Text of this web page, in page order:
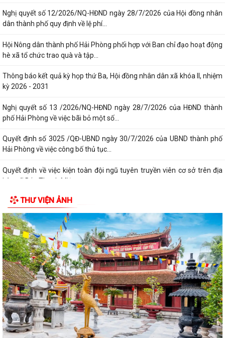
Nghị quyết số 12/2026/NQ-HĐND ngày 28/7/2026 của Hội đồng nhân
dân thành phố quy định về lệ phí...
Hội Nông dân thành phố Hải Phòng phối hợp với Ban chỉ đạo hoạt động
hè xã tổ chức trao quà và tập...
Thông báo kết quả kỳ họp thứ Ba, Hội đồng nhân dân xã khóa II, nhiệm
kỳ 2026 - 2031
Nghị quyết số 13 /2026/NQ-HĐND ngày 28/7/2026 của HĐND thành
phố Hải Phòng về việc bãi bỏ một số...
Quyết định số 3025 /QĐ-UBND ngày 30/7/2026 của UBND thành phố
Hải Phòng về việc công bố thủ tục...
Quyết định về việc kiện toàn đội ngũ tuyên truyền viên cơ sở trên địa
bàn xã Bắc Thanh Miện
Kế hoạch triển khai thực hiện Quyết định số 61/2026/QĐ-UBND ngày
22/07/2026 của UBND thành phố Hải...
Quyết định số 2944/QĐ-UBND ngày 27/07/2026 của Ủy ban nhân dân
Thành phố về việc công bố thủ tục...
Thông báo về việc công bố thủ tục hành chính nội bộ mới ban hành
thuộc phạm vi chức năng quản lý...
Không thu lệ phí đăng ký kinh doanh đối với hộ kinh doanh, hợp tác xã,
Liên hiệp Hợp tác xã
Bộ Chính trị quyết định đổi tên Ban Tuyên giáo và Dân vận Trung ương
THƯ VIỆN ẢNH